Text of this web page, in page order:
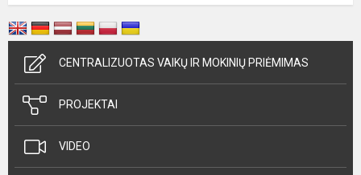
CENTRALIZUOTAS VAIKŲ IR MOKINIŲ PRIĖMIMAS
PROJEKTAI
VIDEO